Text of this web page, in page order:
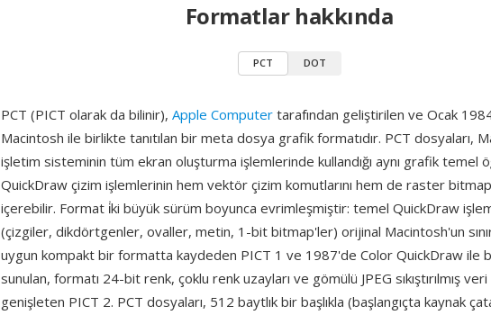
Formatlar hakkında
PCT DOT
PCT (PICT olarak da bilinir), Apple Computer tarafından geliştirilen ve Ocak
Macintosh ile birlikte tanıtılan bir meta dosya grafik formatıdır. PCT dosyaları,
işletim sisteminin tüm ekran oluşturma işlemlerinde kullandığı aynı grafik temel
QuickDraw çizim işlemlerinin hem vektör çizim komutlarını hem de raster
içerebilir. Format i̇ki büyük sürüm boyunca evrimleşmiştir: temel QuickDraw
(çizgiler, dikdörtgenler, ovaller, metin, 1-bit bitmap'ler) orijinal Macintosh'un
uygun kompakt bir formatta kaydeden PICT 1 ve 1987'de Color QuickDraw ile
sunulan, formatı 24-bit renk, çoklu renk uzayları ve gömülü JPEG sıkıştırılmış
genişleten PICT 2. PCT dosyaları, 512 baytlık bir başlıkla (başlangıçta kaynak